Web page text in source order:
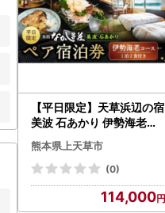
【平日限定】天草浜辺の宿
美波 石あかり 伊勢海老コ
ース ペア宿泊券（1泊2食
付き） 宿泊 宿泊券 ペア 2
人 チケット 観光 旅行 お食
事 食事券 宿 旅館 熊本県 上
熊本県上天草市
(0)
114,000